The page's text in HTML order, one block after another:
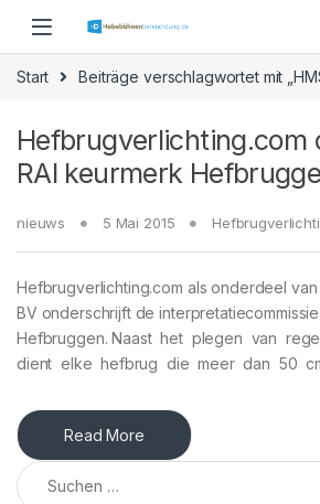
Start Beiträge verschlagwortet mit
Hefbrugverlichting.com
RAI keurmerk
nieuws 5 Mai 2015
Hefbrugverlichting.com als onderdeel
BV onderschrijft de
Hefbruggen. Naast het plegen van
dient elke hefbrug die meer dan 50
Read More
Suchen nach: